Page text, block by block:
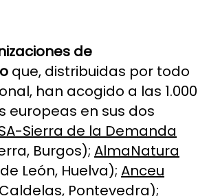
de
que, distribuidas por todo
han acogido a las 1.000
europeas en sus dos
Sierra de la Demanda
Burgos); AlmaNatura
León, Huelva); Anceu
Pontevedra);